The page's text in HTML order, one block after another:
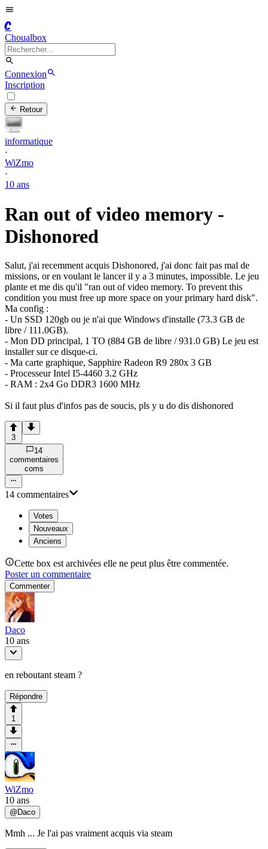
C
Choualbox
Connexion
Inscription
Retour
informatique
·
WiZmo
·
10 ans
Ran out of video memory -
Dishonored
Salut, j'ai recemment acquis Dishonored, j'ai donc fait pas mal de
missions, or en voulant le lancer il y a 3 minutes, impossible. Le jeu
plante et me dis qu'il "ran out of video memory. To prevent this
condition you must free up more space on your primary hard disk".
Ma config :
- Un SSD 120gb ou je n'ai que Windows d'installe (73.3 GB de
libre / 111.0GB).
- Mon DD principal, 1 TO (884 GB de libre / 931.0 GB) Le jeu est
installer sur ce disque-ci.
- Ma carte graphique, Sapphire Radeon R9 280x 3 GB
- Processeur Intel I5-4460 3.2 GHz
- RAM : 2x4 Go DDR3 1600 MHz
Si il faut plus d'infos pas de soucis, pls y u do dis dishonored
3
14
commentaires
coms
14 commentaires
Votes
Nouveaux
Anciens
Cette box est archivées elle ne peut plus être commentée.
Poster un commentaire
Commenter
Daco
10 ans
en reboutant steam ?
Répondre
1
WiZmo
10 ans
@Daco
Mmh ... Je l'ai pas vraiment acquis via steam